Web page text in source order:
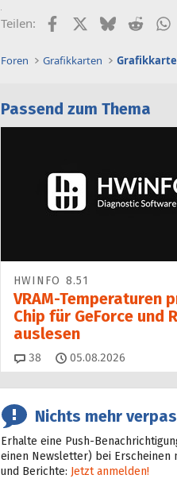
Teilen: FacebookX (Twitter)
BlueskyReddit
Foren Grafikkarten
Passend zum Thema
HWINFO 8.51
VRAM-Temperaturen
Chip für GeForce und
auslesen
38 Kommentare
05.08.2026
Nichts mehr
Erhalte eine Push-
einen Newsletter) bei Erscheinen
und Berichte: Jetzt anmelden!